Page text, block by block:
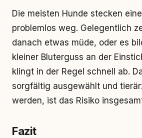
Die meisten Hunde stecken
problemlos weg. Gelegentlich
danach etwas müde, oder es
kleiner Bluterguss an der
klingt in der Regel schnell ab.
sorgfältig ausgewählt und
werden, ist das Risiko
Fazit